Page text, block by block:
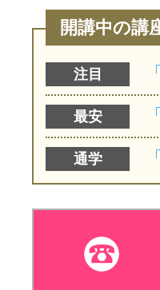
開講中の講
注目
最安
通学